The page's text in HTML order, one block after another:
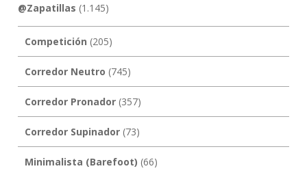
@Zapatillas (1.145)
Competición (205)
Corredor Neutro (745)
Corredor Pronador(357)
Corredor Supinador(73)
Minimalista (Barefoot) (66)